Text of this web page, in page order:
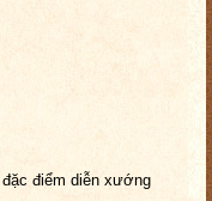
đặc điểm diễn xướng